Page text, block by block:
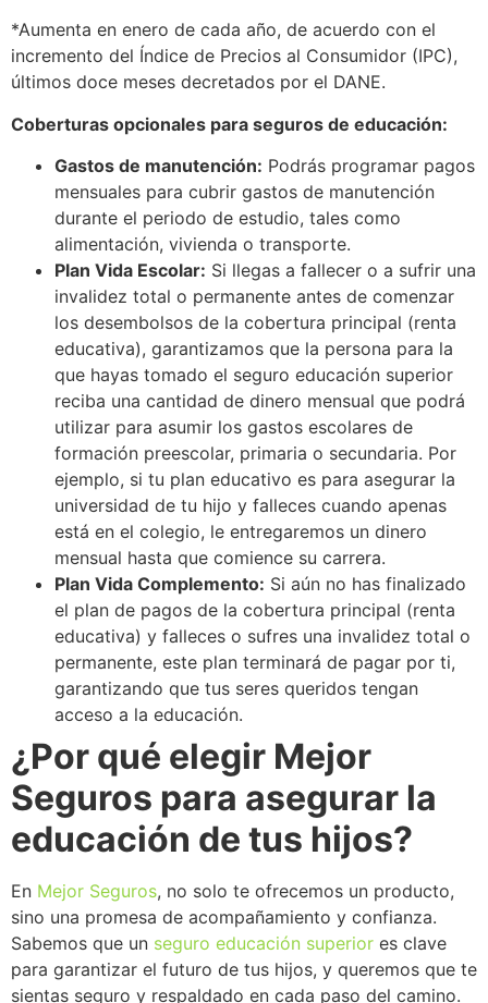
*Aumenta en enero de cada año, de acuerdo con el
incremento del Índice de Precios al Consumidor (IPC),
últimos doce meses decretados por el DANE.
Coberturas opcionales para seguros de educación:
Gastos de manutención: Podrás programar pagos
mensuales para cubrir gastos de manutención
durante el periodo de estudio, tales como
alimentación, vivienda o transporte.
Plan Vida Escolar: Si llegas a fallecer o a sufrir una
invalidez total o permanente antes de comenzar
los desembolsos de la cobertura principal (renta
educativa), garantizamos que la persona para la
que hayas tomado el seguro educación superior
reciba una cantidad de dinero mensual que podrá
utilizar para asumir los gastos escolares de
formación preescolar, primaria o secundaria. Por
ejemplo, si tu plan educativo es para asegurar la
universidad de tu hijo y falleces cuando apenas
está en el colegio, le entregaremos un dinero
mensual hasta que comience su carrera.
Plan Vida Complemento: Si aún no has finalizado
el plan de pagos de la cobertura principal (renta
educativa) y falleces o sufres una invalidez total o
permanente, este plan terminará de pagar por ti,
garantizando que tus seres queridos tengan
acceso a la educación.
¿Por qué elegir Mejor
Seguros para asegurar la
educación de tus hijos?
En Mejor Seguros, no solo te ofrecemos un producto,
sino una promesa de acompañamiento y confianza.
Sabemos que un seguro educación superior es clave
para garantizar el futuro de tus hijos, y queremos que te
sientas seguro y respaldado en cada paso del camino.